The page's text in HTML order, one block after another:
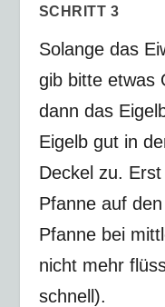
SCHRITT 3
Solange das
gib bitte etwas
dann das
Eigelb gut in
Deckel zu.
Pfanne auf
Pfanne bei
nicht mehr
schnell).